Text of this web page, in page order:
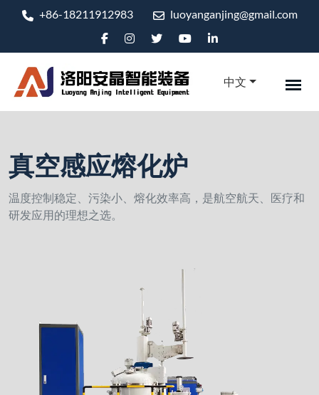
+86-18211912983 luoyanganjing@gmail.com
中文
真空感应熔化炉
温度控制稳定、污染小、熔化效率高，是航空航天、医疗和
研发应用的理想之选。